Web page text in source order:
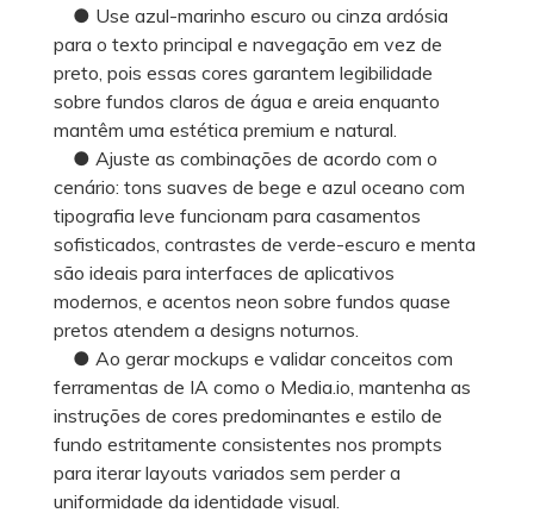
● Use azul-marinho escuro ou cinza ardósia
para o texto principal e navegação em vez de
preto, pois essas cores garantem legibilidade
sobre fundos claros de água e areia enquanto
mantêm uma estética premium e natural.
● Ajuste as combinações de acordo com o
cenário: tons suaves de bege e azul oceano com
tipografia leve funcionam para casamentos
sofisticados, contrastes de verde-escuro e menta
são ideais para interfaces de aplicativos
modernos, e acentos neon sobre fundos quase
pretos atendem a designs noturnos.
● Ao gerar mockups e validar conceitos com
ferramentas de IA como o Media.io, mantenha as
instruções de cores predominantes e estilo de
fundo estritamente consistentes nos prompts
para iterar layouts variados sem perder a
uniformidade da identidade visual.